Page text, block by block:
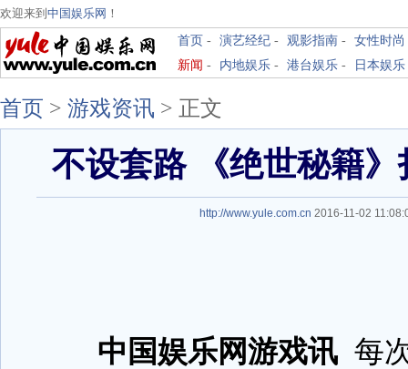
欢迎来到 中国娱乐网 ！
首页 - 演艺经纪 - 观影指南 - 女性时尚
新闻 - 内地娱乐 - 港台娱乐 - 日本娱乐
首页 > 游戏资讯 > 正文
不设套路 《绝世秘籍
http://www.yule.com.cn 2016-11-02
中国娱乐网游戏讯 每